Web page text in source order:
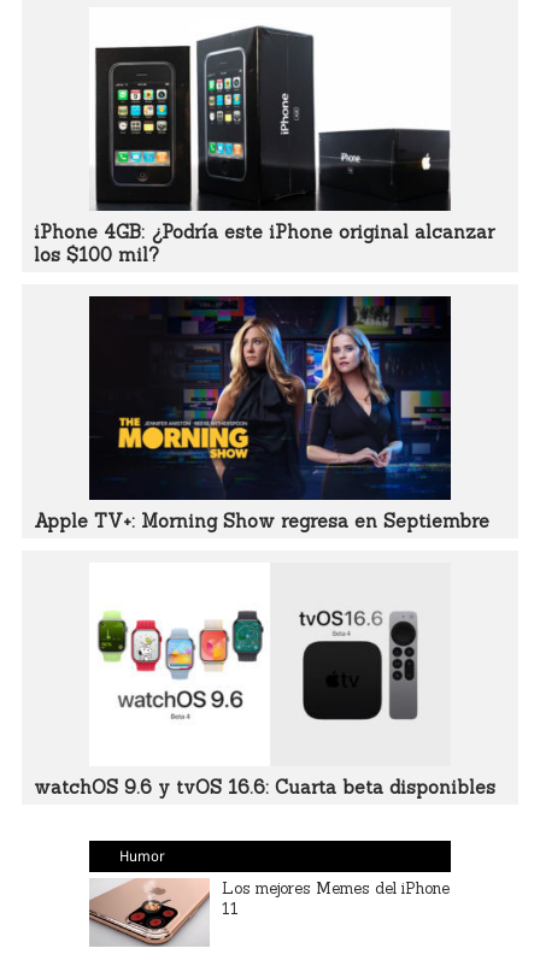
iPhone 4GB: ¿Podría este iPhone original alcanzar
los $100 mil?
Apple TV+: Morning Show regresa en Septiembre
watchOS 9.6 y tvOS 16.6: Cuarta beta disponibles
Humor
Los mejores Memes del iPhone
11